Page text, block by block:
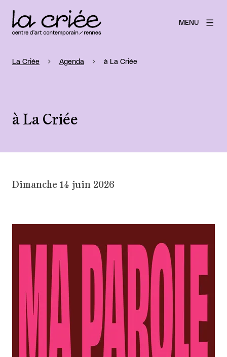
MENU
La Criée Agenda à La Criée
à La Criée
Dimanche 14 juin 2026